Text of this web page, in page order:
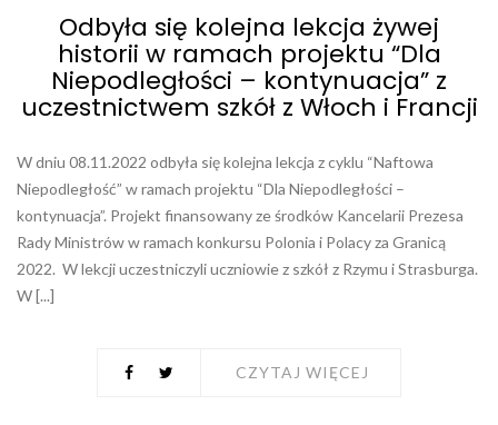
Odbyła się kolejna lekcja żywej
historii w ramach projektu “Dla
Niepodległości – kontynuacja” z
uczestnictwem szkół z Włoch i Francji
W dniu 08.11.2022 odbyła się kolejna lekcja z cyklu “Naftowa
Niepodległość” w ramach projektu “Dla Niepodległości –
kontynuacja”. Projekt finansowany ze środków Kancelarii Prezesa
Rady Ministrów w ramach konkursu Polonia i Polacy za Granicą
2022. W lekcji uczestniczyli uczniowie z szkół z Rzymu i Strasburga.
W [...]
CZYTAJ WIĘCEJ